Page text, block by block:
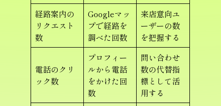
経路案内の
リクエスト
数
Googleマッ
プで経路を
調べた回数
来店意向ユ
ーザーの数
を把握する
電話のクリ
ック数
プロフィー
ルから電話
をかけた回
数
問い合わせ
数の代替指
標として活
用する